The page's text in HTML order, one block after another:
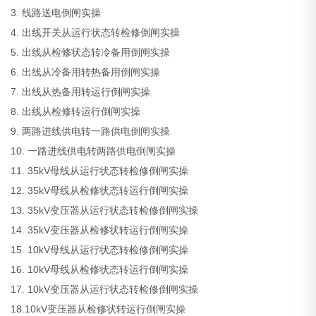
3. 线路送电倒闸实操
4. 出线开关从运行状态转检修倒闸实操
5. 出线从检修状态转冷备用倒闸实操
6. 出线从冷备用转热备用倒闸实操
7. 出线从热备用转运行倒闸实操
8. 出线从检修转运行倒闸实操
9. 两路进线供电转一路供电倒闸实操
10. 一路进线供电转两路供电倒闸实操
11. 35kV母线从运行状态转检修倒闸实操
12. 35kV母线从检修状态转运行倒闸实操
13. 35kV变压器从运行状态转检修倒闸实操
14. 35kV变压器从检修状转运行倒闸实操
15. 10kV母线从运行状态转检修倒闸实操
16. 10kV母线从检修状态转运行倒闸实操
17. 10kV变压器从运行状态转检修倒闸实操
18.10kV变压器从检修状转运行倒闸实操